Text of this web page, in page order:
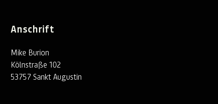
Anschrift
Mike Burion
Kölnstraße 102
53757 Sankt Augustin